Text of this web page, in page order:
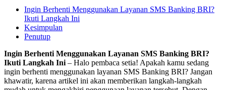
Ingin Berhenti Menggunakan Layanan SMS Banking BRI?
Ikuti Langkah Ini
Kesimpulan
Penutup
Ingin Berhenti Menggunakan Layanan SMS Banking BRI?
Ikuti Langkah Ini – Halo pembaca setia! Apakah kamu sedang
ingin berhenti menggunakan layanan SMS Banking BRI? Jangan
khawatir, karena artikel ini akan memberikan langkah-langkah